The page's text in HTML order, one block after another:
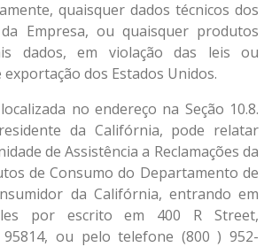
quaisquer dados técnicos dos
Empresa, ou quaisquer produtos
dados, em violação das leis ou
dos Estados Unidos.
no endereço na Seção 10.8.
da Califórnia, pode relatar
de Assistência a Reclamações da
de Consumo do Departamento de
da Califórnia, entrando em
por escrito em 400 R Street,
95814, ou pelo telefone (800 ) 952-